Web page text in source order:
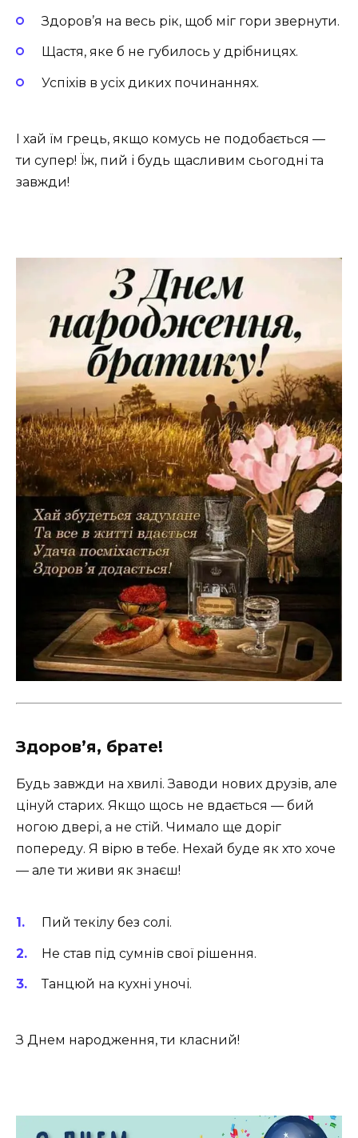
Здоров’я на весь рік, щоб міг гори звернути.
Щастя, яке б не губилось у дрібницях.
Успіхів в усіх диких починаннях.
І хай їм грець, якщо комусь не подобається —
ти супер! Їж, пий і будь щасливим сьогодні та
завжди!
Здоров’я, брате!
Будь завжди на хвилі. Заводи нових друзів, але
цінуй старих. Якщо щось не вдається — бий
ногою двері, а не стій. Чимало ще доріг
попереду. Я вірю в тебе. Нехай буде як хто хоче
— але ти живи як знаєш!
Пий текілу без солі.
Не став під сумнів свої рішення.
Танцюй на кухні уночі.
З Днем народження, ти класний!